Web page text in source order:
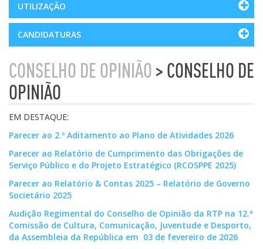
UTILIZAÇÃO
CANDIDATURAS
CONSELHO DE OPINIÃO > CONSELHO DE
OPINIÃO
EM DESTAQUE:
Parecer ao 2.º Aditamento ao Plano de Atividades 2026
Parecer ao Relatório de Cumprimento das Obrigações de
Serviço Público e do Projeto Estratégico (RCOSPPE 2025)
Parecer ao Relatório & Contas 2025 – Relatório de Governo
Societário 2025
Audição Regimental do Conselho de Opinião da RTP na 12.ª
Comissão de Cultura, Comunicação, Juventude e Desporto,
da Assembleia da República em 03 de fevereiro de 2026